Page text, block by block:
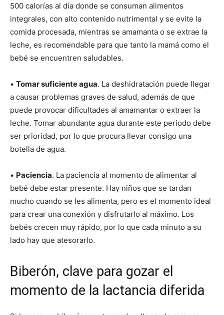
500 calorías al día donde se consuman alimentos
integrales, con alto contenido nutrimental y se evite la
comida procesada, mientras se amamanta o se extrae la
leche, es recomendable para que tanto la mamá como el
bebé se encuentren saludables.
• Tomar suficiente agua. La deshidratación puede llegar
a causar problemas graves de salud, además de que
puede provocar dificultades al amamantar o extraer la
leche. Tomar abundante agua durante este periodo debe
ser prioridad, por lo que procura llevar consigo una
botella de agua.
• Paciencia. La paciencia al momento de alimentar al
bebé debe estar presente. Hay niños que se tardan
mucho cuando se les alimenta, pero es el momento ideal
para crear una conexión y disfrutarlo al máximo. Los
bebés crecen muy rápido, por lo que cada minuto a su
lado hay que atesorarlo.
Biberón, clave para gozar el
momento de la lactancia diferida